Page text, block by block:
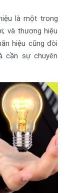
là một trong
và thương hiệu
hiệu cũng đòi
cần sự chuyên